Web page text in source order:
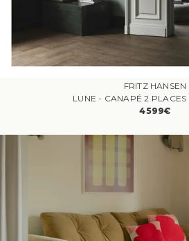
FRITZ HANSEN
LUNE - CANAPÉ 2 PLACES
4599€